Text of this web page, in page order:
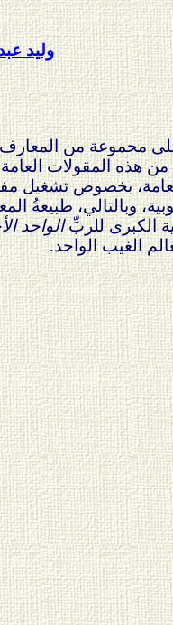
وليد
مجموعة من المعارف
من هذه المقولات
بخصوص تشغيل
وبالتالي، طبيعةُ
الكبرى للربِّالواحد
الغيب الواحد.